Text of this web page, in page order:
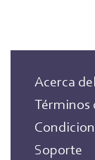
Acerca
Términos
Soporte